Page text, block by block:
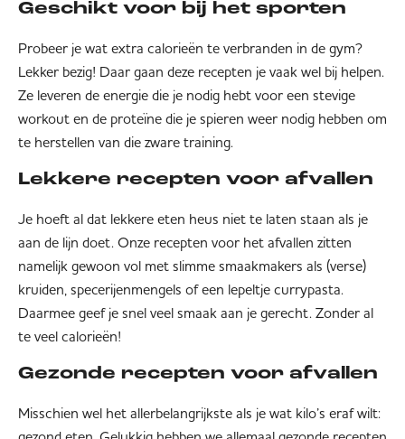
Geschikt voor bij het sporten
Probeer je wat extra calorieën te verbranden in de gym?
Lekker bezig! Daar gaan deze recepten je vaak wel bij helpen.
Ze leveren de energie die je nodig hebt voor een stevige
workout en de proteïne die je spieren weer nodig hebben om
te herstellen van die zware training.
Lekkere recepten voor afvallen
Je hoeft al dat lekkere eten heus niet te laten staan als je
aan de lijn doet. Onze recepten voor het afvallen zitten
namelijk gewoon vol met slimme smaakmakers als (verse)
kruiden, specerijenmengels of een lepeltje currypasta.
Daarmee geef je snel veel smaak aan je gerecht. Zonder al
te veel calorieën!
Gezonde recepten voor afvallen
Misschien wel het allerbelangrijkste als je wat kilo’s eraf wilt: